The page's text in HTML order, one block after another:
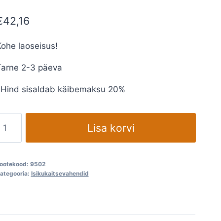
42,16
laoseisus!
2-3 päeva
sisaldab käibemaksu 20%
757-
Lisa korvi
9502
Isikukaitsevahendid